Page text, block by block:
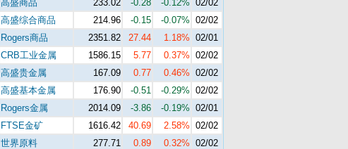
高盛商品
233.02 -0.28 -0.12% 02/02
高盛综合商品
214.96 -0.15 -0.07% 02/02
Rogers商品
2351.82 27.44 1.18% 02/01
CRB工业金属
1586.15 5.77 0.37% 02/02
高盛贵金属
167.09 0.77 0.46% 02/02
高盛基本金属
176.90 -0.51 -0.29% 02/02
Rogers金属
2014.09 -3.86 -0.19% 02/01
FTSE金矿
1616.42 40.69 2.58% 02/02
世界原料
277.71 0.89 0.32% 02/02